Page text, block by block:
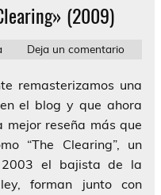
(2009)
Deja un comentario
remasterizamos una
el blog y que ahora
mejor reseña más que
“The Clearing”, un
el bajista de la
forman junto con